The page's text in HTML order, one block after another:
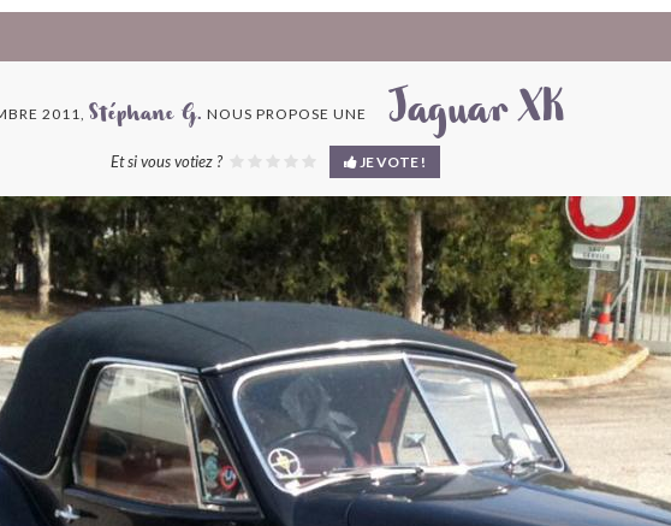
2011, Stéphane G. NOUS PROPOSE UNE Jaguar XK
Et si vous votiez ? JE VOTE !